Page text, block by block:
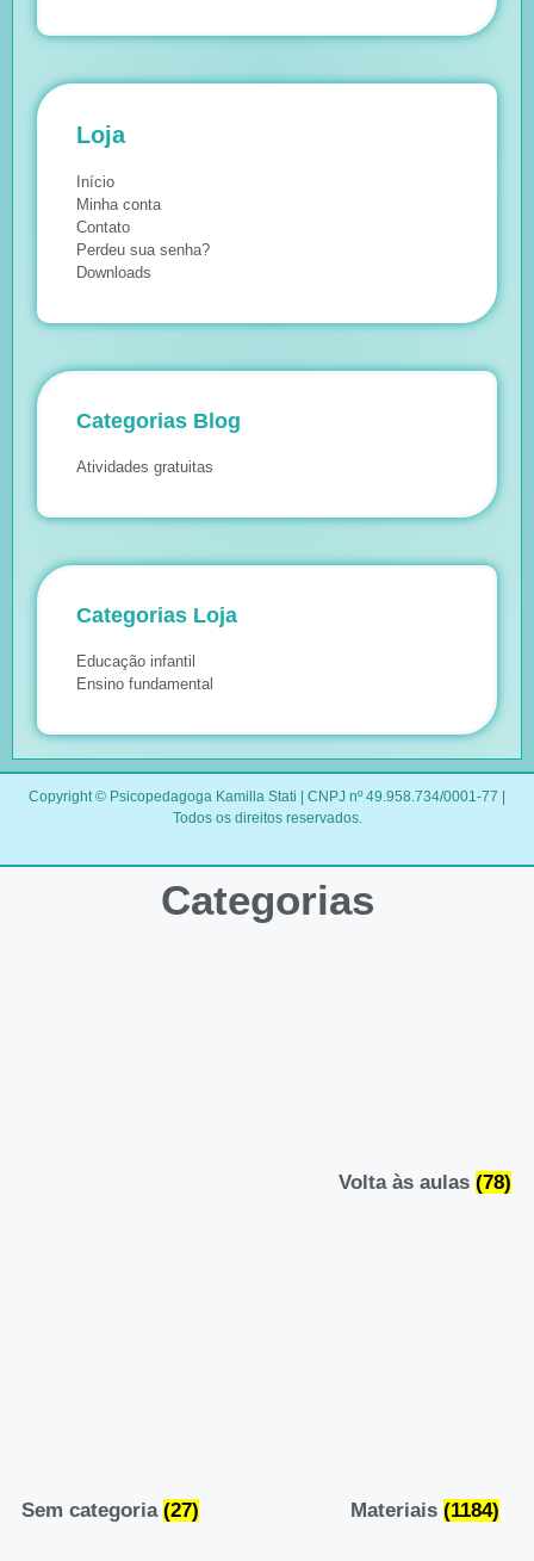
Loja
Início
Minha conta
Contato
Perdeu sua senha?
Downloads
Categorias Blog
Atividades gratuitas
Categorias Loja
Educação infantil
Ensino fundamental
Copyright © Psicopedagoga Kamilla Stati | CNPJ nº 49.958.734/0001-77 |
Todos os direitos reservados.
Categorias
Volta às aulas (78)
Sem categoria (27) Materiais (1184)